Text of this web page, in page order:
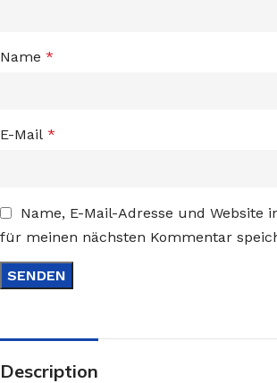
Name *
E-Mail *
Name, E-Mail-Adresse und Website
für meinen nächsten Kommentar
Description